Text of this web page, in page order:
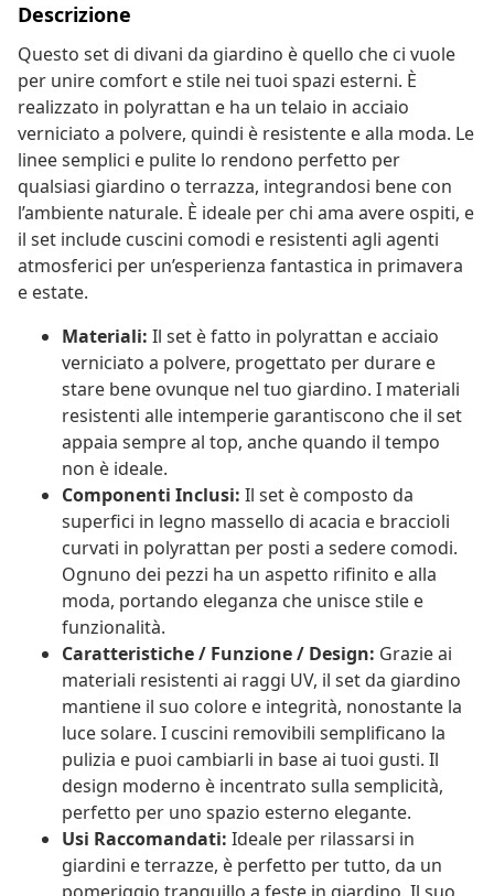
Descrizione
Questo set di divani da giardino è quello che ci vuole
per unire comfort e stile nei tuoi spazi esterni. È
realizzato in polyrattan e ha un telaio in acciaio
verniciato a polvere, quindi è resistente e alla moda. Le
linee semplici e pulite lo rendono perfetto per
qualsiasi giardino o terrazza, integrandosi bene con
l’ambiente naturale. È ideale per chi ama avere ospiti, e
il set include cuscini comodi e resistenti agli agenti
atmosferici per un’esperienza fantastica in primavera
e estate.
Materiali: Il set è fatto in polyrattan e acciaio
verniciato a polvere, progettato per durare e
stare bene ovunque nel tuo giardino. I materiali
resistenti alle intemperie garantiscono che il set
appaia sempre al top, anche quando il tempo
non è ideale.
Componenti Inclusi: Il set è composto da
superfici in legno massello di acacia e braccioli
curvati in polyrattan per posti a sedere comodi.
Ognuno dei pezzi ha un aspetto rifinito e alla
moda, portando eleganza che unisce stile e
funzionalità.
Caratteristiche / Funzione / Design: Grazie ai
materiali resistenti ai raggi UV, il set da giardino
mantiene il suo colore e integrità, nonostante la
luce solare. I cuscini removibili semplificano la
pulizia e puoi cambiarli in base ai tuoi gusti. Il
design moderno è incentrato sulla semplicità,
perfetto per uno spazio esterno elegante.
Usi Raccomandati: Ideale per rilassarsi in
giardini e terrazze, è perfetto per tutto, da un